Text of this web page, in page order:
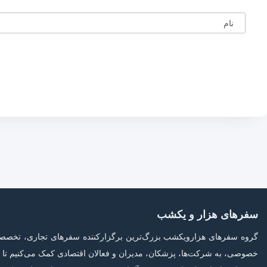
نام
سفرهای هزار و یکشب
گروه سفرهای هزارویکشب بزرگ‌ترین برگزارکننده سفرهای تجاری،
خصوصی، به شرکت‌ها، پزشکان، مدیران و فعالان اقتصادی کمک می‌کنیم تا